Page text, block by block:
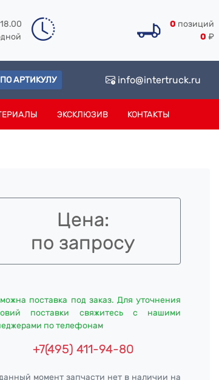
0 позиций
0 ₽
АРТИКУЛУ info@intertruck.ru
ЭКСКЛЮЗИВ КОНТАКТЫ
Цена:
по запросу
поставка под заказ. Для уточнения
поставки свяжитесь с нашими
по телефонам
+7(495) 411-94-80
момент запчасти нет в наличии на